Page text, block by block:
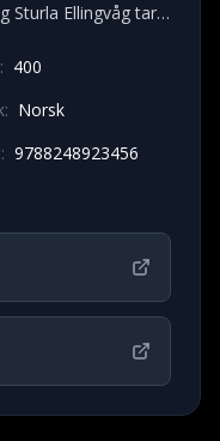
Sturla Ellingvåg tar
400
Norsk
9788248923456